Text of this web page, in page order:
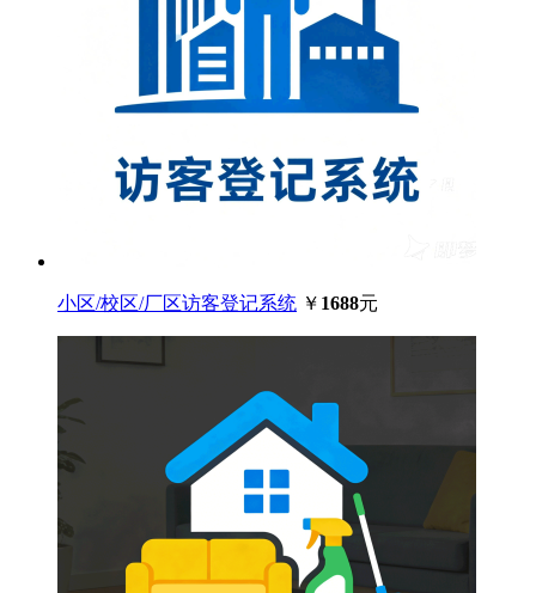
小区/校区/厂区访客登记系统 ￥ 1688元